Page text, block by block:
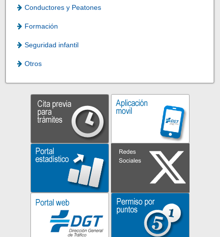
Conductores y Peatones
Formación
Seguridad infantil
Otros